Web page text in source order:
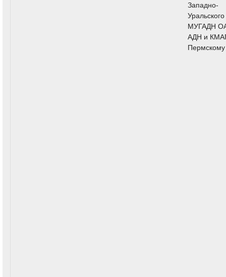
Западно-
Уральского
МУГАДН
АДН и